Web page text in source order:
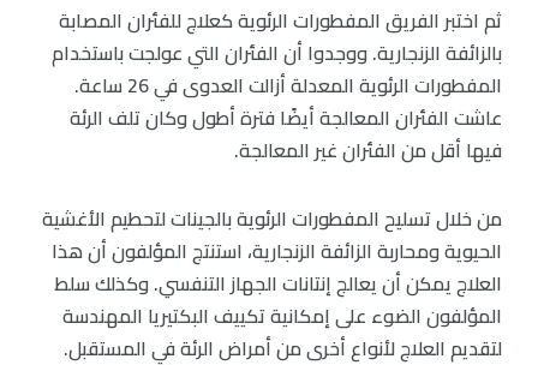
ثم اختبر الفريق المفطورات الرئوية كعلاج للفئران المصابة
بالزائفة الزنجارية. ووجدوا أن الفئران التي عولجت باستخدام
المفطورات الرئوية المعدلة أزالت العدوى في 26 ساعة.
عاشت الفئران المعالجة أيضًا فترة أطول وكان تلف الرئة
فيها أقل من الفئران غير المعالجة.
من خلال تسليح المفطورات الرئوية بالجينات لتحطيم الأغشية
الحيوية ومحاربة الزائفة الزنجارية، استنتج المؤلفون أن هذا
العلاج يمكن أن يعالج إنتانات الجهاز التنفسي. وكذلك سلط
المؤلفون الضوء على إمكانية تكييف البكتيريا المهندسة
لتقديم العلاج لأنواع أخرى من أمراض الرئة في المستقبل.